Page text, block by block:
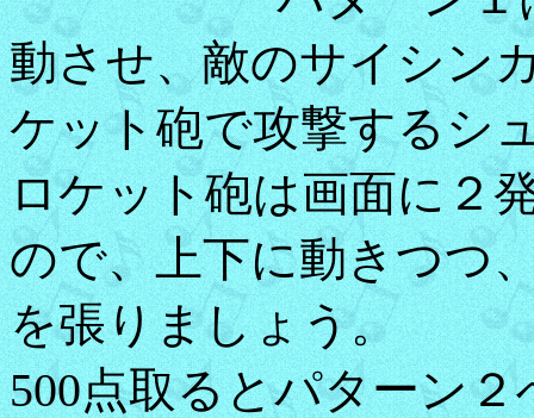
動させ、敵のサイシン
ケット砲で攻撃するシ
ロケット砲は画面に２
ので、上下に動きつつ
を張りましょう。
500点取るとパターン２